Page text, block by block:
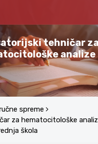
tehničar
analize
spreme
za hematocitološke
škola